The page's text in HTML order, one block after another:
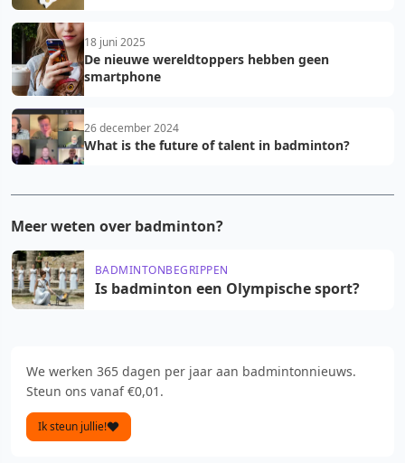
18 juni 2025
De nieuwe wereldtoppers hebben geen
smartphone
26 december 2024
What is the future of talent in badminton?
Meer weten over badminton?
BADMINTONBEGRIPPEN
Is badminton een Olympische sport?
We werken 365 dagen per jaar aan badmintonnieuws.
Steun ons vanaf €0,01.
Ik steun jullie!